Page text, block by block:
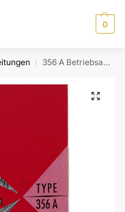
0
/ 356 A Betriebsanleitung – Porsche Original Nachdruck, dt.